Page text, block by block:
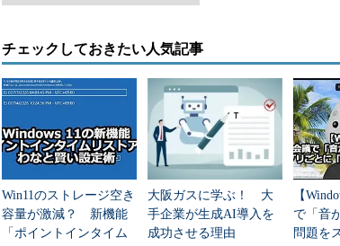
報を表示させるという特別なモードが用意されてい
操作方法
接続されていないデバイスの情報をデバイス・マ
数の設定と、表示メニューのカスタマイズを行う必
まず［スタート］メニューの［アクセサリ］－［
環境変数“devmgr_show_nonpresent_devices”の値を
チェックしておきたい人気記事
Win11のストレージ空き
容量が激減？ 新機能
「ポイントインタイム
大阪ガスに学ぶ！ 大
手企業が生成AI導入を
成功させる理由
【
で「音
問題を